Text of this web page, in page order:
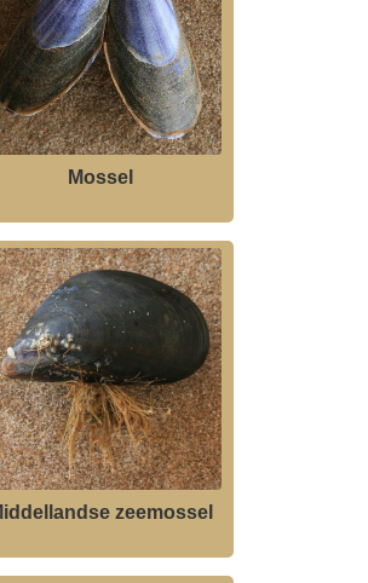
Mossel
zeemossel